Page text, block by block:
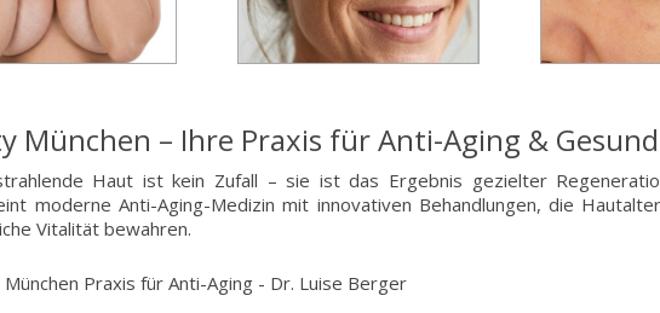
München – Ihre Praxis für Anti-Aging &
Haut ist kein Zufall – sie ist das Ergebnis gezielter
moderne Anti-Aging-Medizin mit innovativen Behandlungen, die
Vitalität bewahren.